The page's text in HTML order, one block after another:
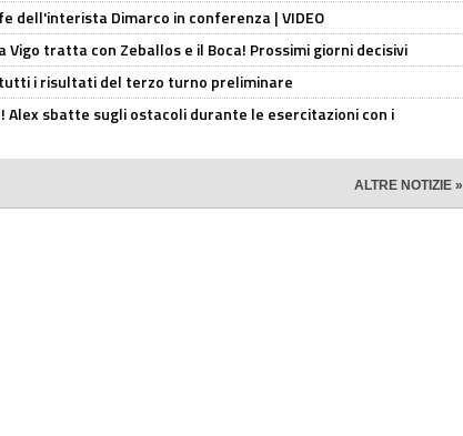
dell'interista Dimarco in conferenza | VIDEO
Vigo tratta con Zeballos e il Boca! Prossimi giorni decisivi
tutti i risultati del terzo turno preliminare
sbatte sugli ostacoli durante le esercitazioni con i
ALTRE NOTIZIE »